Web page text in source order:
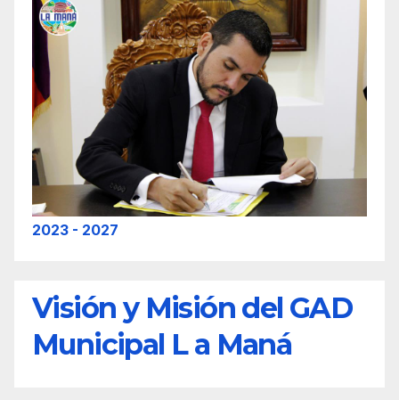
2023 - 2027
Visión y Misión del GAD
Municipal L a Maná